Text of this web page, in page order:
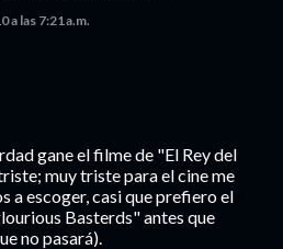
a las 7:21 a.m.
gane el filme de "El Rey del
muy triste para el cine me
a escoger, casi que prefiero el
Basterds" antes que
no pasará).